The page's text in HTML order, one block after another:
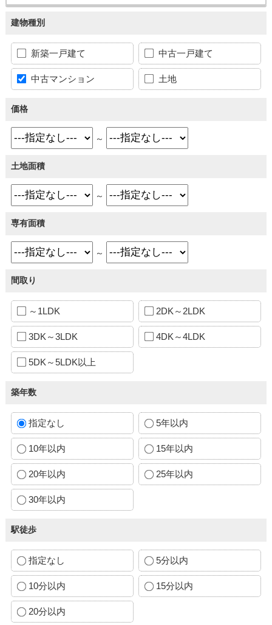
建物種別
新築一戸建て 中古一戸建て
中古マンション 土地
価格
～
土地面積
～
専有面積
～
間取り
～1LDK 2DK～2LDK
3DK～3LDK 4DK～4LDK
5DK～5LDK以上
築年数
指定なし 5年以内
10年以内 15年以内
20年以内 25年以内
30年以内
駅徒歩
指定なし 5分以内
10分以内 15分以内
20分以内